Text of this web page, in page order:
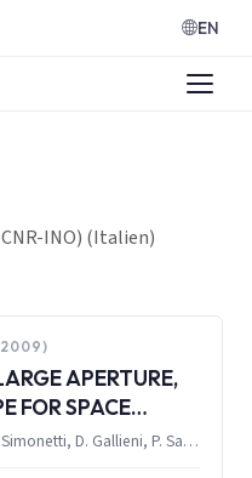
EN
INO) (Italien)
APERTURE,
FOR SPACE
A. Zuccaro Marchi, L. Gambicorti, F. Simonetti, D. Gallieni, P. Salinari, F. Lisi, A. Bursi, M. Olivier, R. Biasi